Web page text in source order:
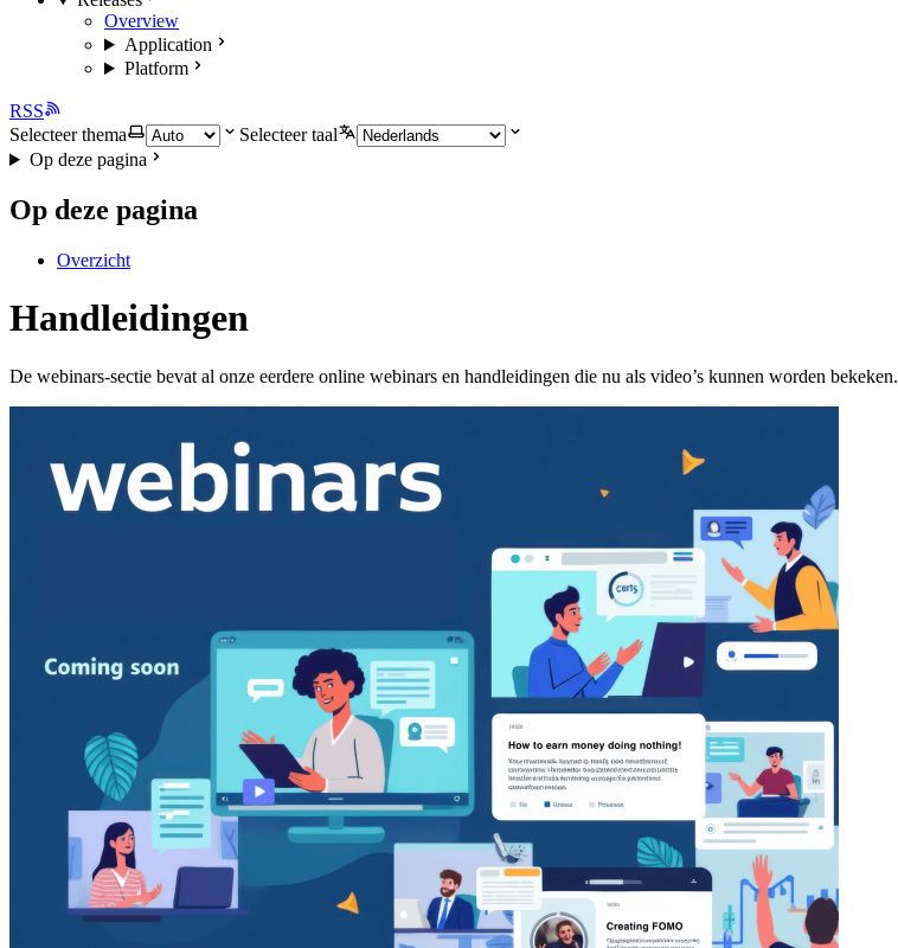
Overview
Application
Platform
RSS
Selecteer thema
Selecteer taal
Op deze pagina
Op deze pagina
Overzicht
Handleidingen
De webinars-sectie bevat al onze eerdere online webinars en handleidingen die nu als video’s kunnen worden bekeken.